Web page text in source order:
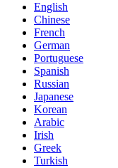
English
Chinese
French
German
Portuguese
Spanish
Russian
Japanese
Korean
Arabic
Irish
Greek
Turkish